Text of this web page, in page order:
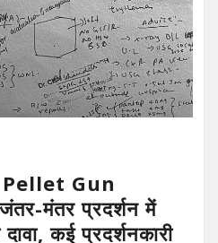
Gun
मंतर प्रदर्शन में
कई प्रदर्शनकारी